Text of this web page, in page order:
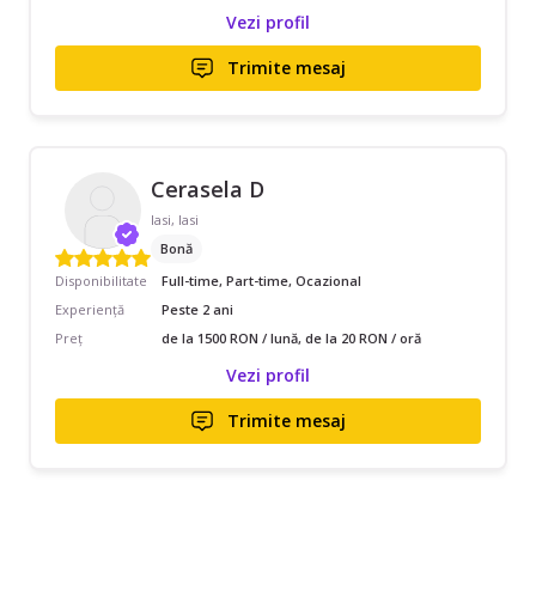
Vezi profil
Trimite mesaj
Cerasela D
Iasi, Iasi
Bonă
Disponibilitate
Full-time, Part-time, Ocazional
Experiență
Peste 2 ani
Preț
de la 1500 RON / lună, de la 20 RON / oră
Vezi profil
Trimite mesaj